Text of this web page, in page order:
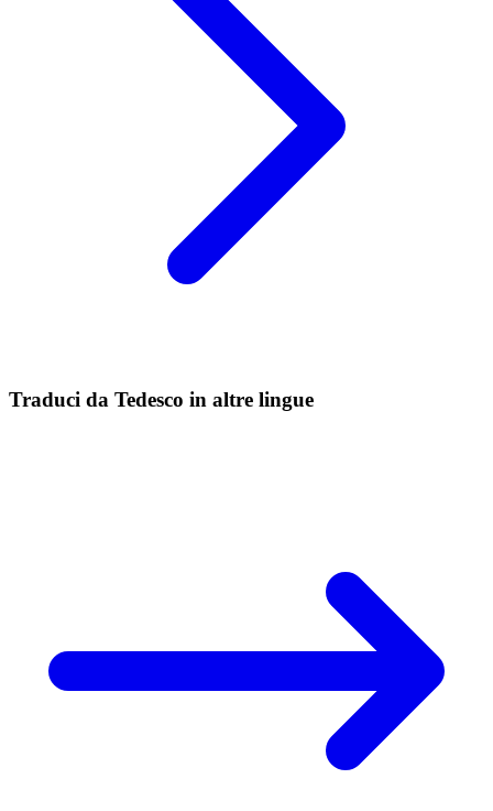
Traduci da Tedesco in altre lingue